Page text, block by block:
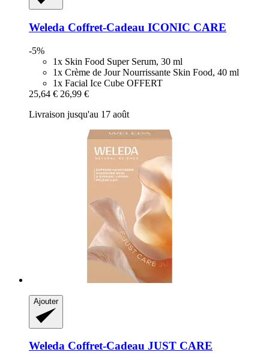
Weleda Coffret-​Cadeau ICONIC CARE
-5%
1x Skin Food Super Serum, 30 ml
1x Crème de Jour Nourrissante Skin Food, 40 ml
1x Facial Ice Cube OFFERT
25,64 € 26,99 €
Livraison jusqu'au 17 août
Ajouter
Weleda Coffret-​Cadeau JUST CARE